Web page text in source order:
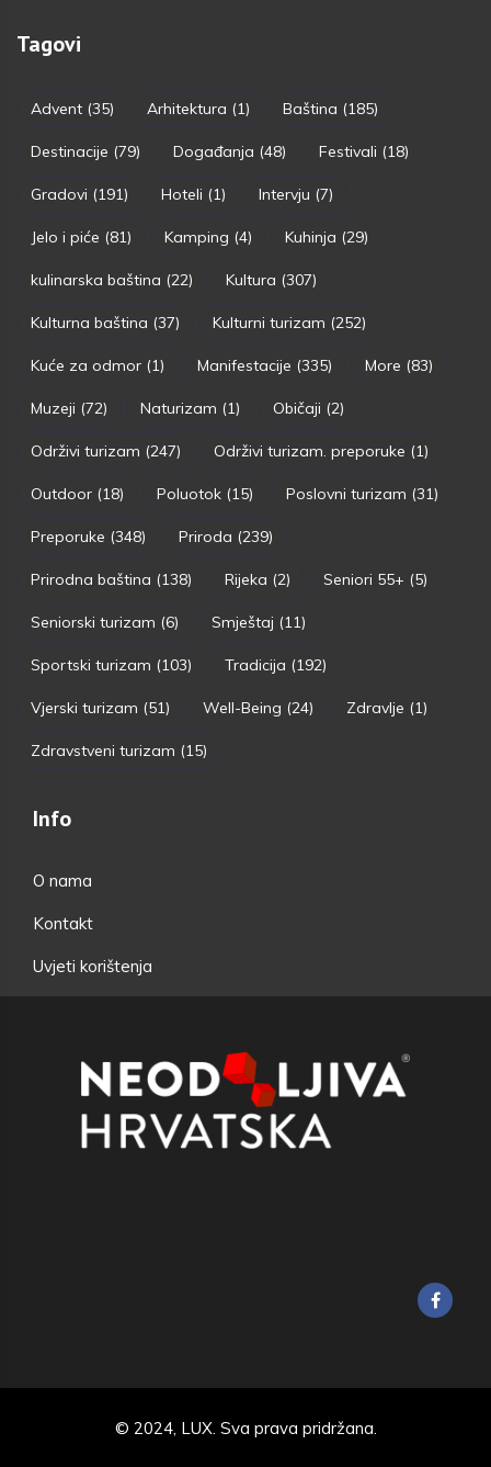
Tagovi
Advent (35) Arhitektura (1) Baština (185)
Destinacije (79) Događanja (48) Festivali (18)
Gradovi (191) Hoteli (1) Intervju (7)
Jelo i piće (81) Kamping (4) Kuhinja (29)
kulinarska baština (22) Kultura (307)
Kulturna baština (37) Kulturni turizam (252)
Kuće za odmor (1) Manifestacije (335) More (83)
Muzeji (72) Naturizam (1) Običaji (2)
Održivi turizam (247) Održivi turizam. preporuke (1)
Outdoor (18) Poluotok (15) Poslovni turizam (31)
Preporuke (348) Priroda (239)
Prirodna baština (138) Rijeka (2) Seniori 55+ (5)
Seniorski turizam (6) Smještaj (11)
Sportski turizam (103) Tradicija (192)
Vjerski turizam (51) Well-Being (24) Zdravlje (1)
Zdravstveni turizam (15)
Info
O nama
Kontakt
Uvjeti korištenja
© 2024, LUX. Sva prava pridržana.